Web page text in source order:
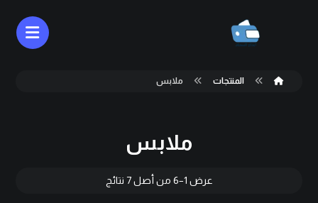
المنتجات ملابس
ملابس
عرض 1–6 من أصل 7 نتائج